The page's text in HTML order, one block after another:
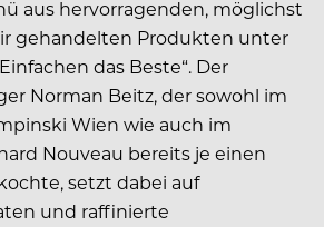
aus hervorragenden, möglichst
gehandelten Produkten unter
das Beste“. Der
Norman Beitz, der sowohl im
Wien wie auch im
Nouveau bereits je einen
setzt dabei auf
und raffinierte